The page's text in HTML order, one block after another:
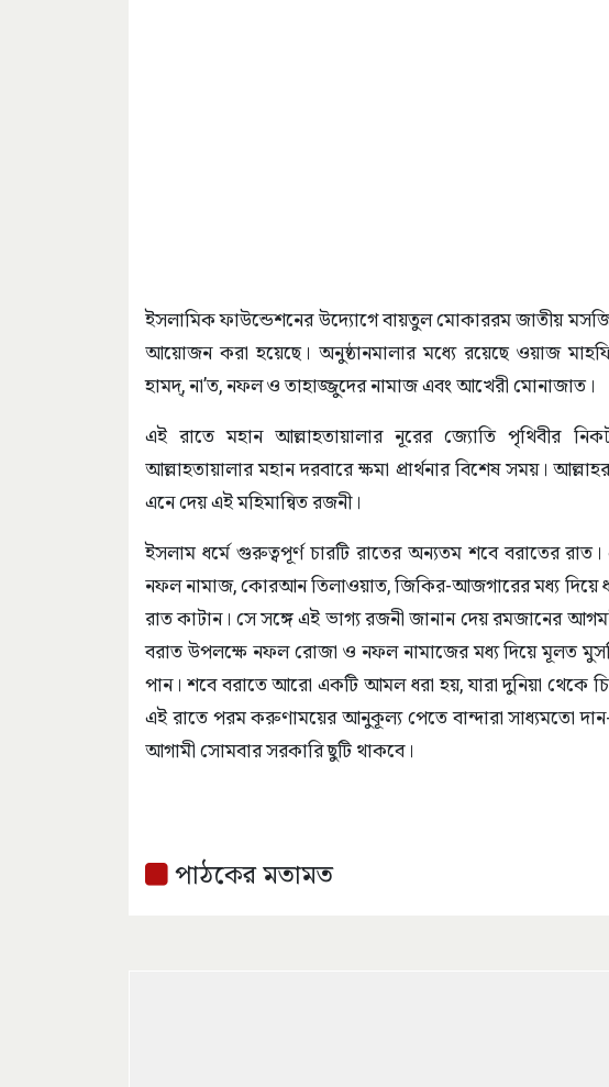
ইসলামিক ফাউন্ডেশনের উদ্যোগে বায়তুল মোকাররম জাতীয়
আয়োজন করা হয়েছে। অনুষ্ঠানমালার মধ্যে রয়েছে ওয়াজ
হামদ্, না’ত, নফল ও তাহাজ্জুদের নামাজ এবং আখেরী মোনাজাত।
এই রাতে মহান আল্লাহতায়ালার নূরের জ্যোতি পৃথিবীর
আল্লাহতায়ালার মহান দরবারে ক্ষমা প্রার্থনার বিশেষ সময়।
এনে দেয় এই মহিমান্বিত রজনী।
ইসলাম ধর্মে গুরুত্বপূর্ণ চারটি রাতের অন্যতম শবে বরাতের
নফল নামাজ, কোরআন তিলাওয়াত, জিকির-আজগারের মধ্য দিয়ে
রাত কাটান। সে সঙ্গে এই ভাগ্য রজনী জানান দেয় রমজানের
বরাত উপলক্ষে নফল রোজা ও নফল নামাজের মধ্য দিয়ে মূলত
পান। শবে বরাতে আরো একটি আমল ধরা হয়, যারা দুনিয়া থেকে
এই রাতে পরম করুণাময়ের আনুকূল্য পেতে বান্দারা সাধ্যমতো
আগামী সোমবার সরকারি ছুটি থাকবে।
পাঠকের মতামত